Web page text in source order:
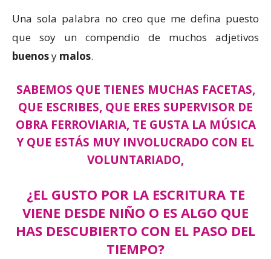
Una sola palabra no creo que me defina puesto
que soy un compendio de muchos adjetivos
buenosy malos.
SABEMOS QUE TIENES MUCHAS FACETAS,
QUE ESCRIBES, QUE ERES SUPERVISOR DE
OBRA FERROVIARIA, TE GUSTA LA MÚSICA
Y QUE ESTÁS MUY INVOLUCRADO CON EL
VOLUNTARIADO,
¿EL GUSTO POR LA ESCRITURA TE
VIENE DESDE NIÑO O ES ALGO QUE
HAS DESCUBIERTO CON EL PASO DEL
TIEMPO?